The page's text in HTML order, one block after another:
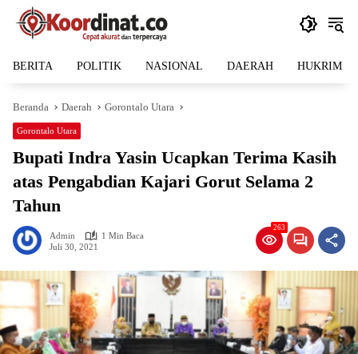
Langsung
BERITA POLITIK NASIONAL DAERAH HUKRIM
Beranda Daerah Gorontalo Utara
Gorontalo Utara
Bupati Indra Yasin Ucapkan Terima Kasih
atas Pengabdian Kajari Gorut Selama 2
Tahun
Admin
1 Min Baca
Juli 30, 2021
263